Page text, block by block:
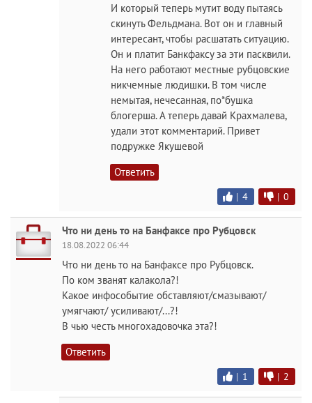
И который теперь мутит воду пытаясь
скинуть Фельдмана. Вот он и главный
интересант, чтобы расшатать ситуацию.
Он и платит Банкфаксу за эти пасквили.
На него работают местные рубцовские
никчемные людишки. В том числе
немытая, нечесанная, по*бушка
блогерша. А теперь давай Крахмалева,
удали этот комментарий. Привет
подружке Якушевой
Ответить
| 4 | 0
Что ни день то на Банфаксе про Рубцовск
18.08.2022 06:44
Что ни день то на Банфаксе про Рубцовск.
По ком званят калакола?!
Какое инфособытие обставляют/смазывают/
умягчают/ усиливают/...?!
В чью честь многохадовочка эта?!
Ответить
| 1 | 2